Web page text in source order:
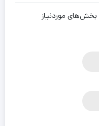
بخش‌های موردنیاز